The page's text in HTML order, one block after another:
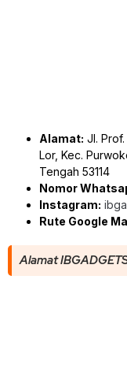
Alamat: Jl.
Lor, Kec.
Tengah 53114
Nomor
Instagram:
Rute Google
Alamat